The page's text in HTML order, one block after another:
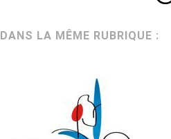
DANS LA MÊME RUBRIQUE :